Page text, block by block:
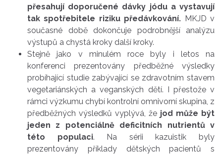
přesahují doporučené dávky jódu a vystavují
tak spotřebitele riziku předávkování. MKJD v
současné době dokončuje podrobnější analýzu
výstupů a chystá kroky další kroky.
Stejně jako v minulém roce byly i letos na
konferenci prezentovány předběžné výsledky
probíhající studie zabývající se zdravotním stavem
vegetariánských a veganských dětí. I přestože v
rámci výzkumu chybí kontrolní omnivorní skupina, z
předběžných výsledků vyplývá, že jod může být
jeden z potenciálně deficitních nutrientů v
této populaci. Na sérii kazuistik byly
prezentovány příklady dětských pacientů s